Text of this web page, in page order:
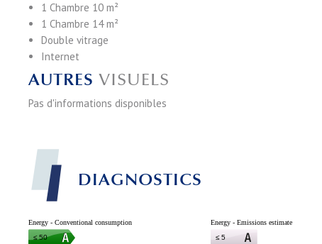
1 Chambre 10 m²
1 Chambre 14 m²
Double vitrage
Internet
AUTRES VISUELS
Pas d'informations disponibles
DIAGNOSTICS